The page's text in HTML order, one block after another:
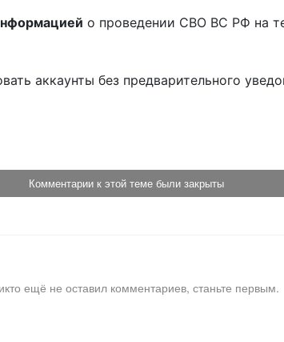
о проведении СВО ВС РФ на
аккаунты без предварительного
Комментарии к этой теме были закрыты
ещё не оставил комментариев, станьте первым.